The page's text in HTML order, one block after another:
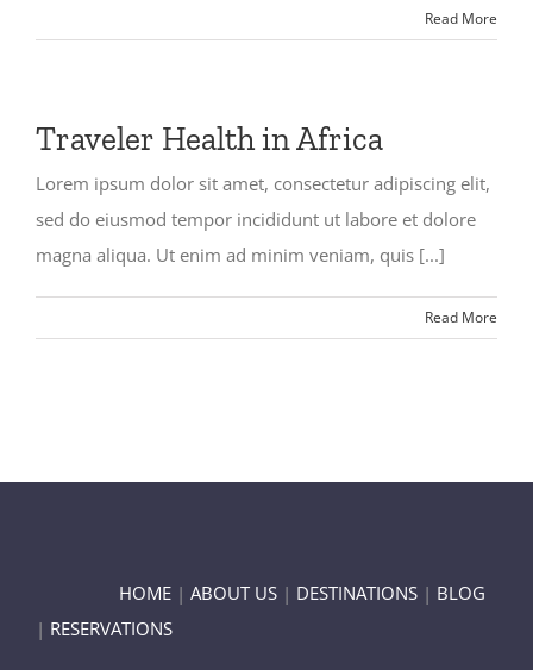
Read More
Traveler Health in Africa
Lorem ipsum dolor sit amet, consectetur adipiscing elit,
sed do eiusmod tempor incididunt ut labore et dolore
magna aliqua. Ut enim ad minim veniam, quis [...]
Read More
HOME | ABOUT US | DESTINATIONS | BLOG
| RESERVATIONS